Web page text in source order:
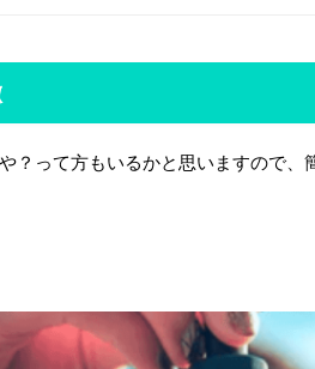
？って方もいるかと思いますので、